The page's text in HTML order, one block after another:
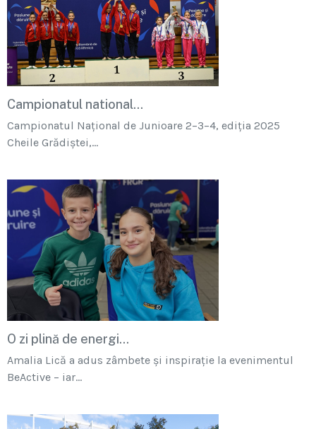
Campionatul national...
Campionatul Național de Junioare 2–3–4, ediția 2025
Cheile Grădiștei,...
O zi plină de energi...
Amalia Lică a adus zâmbete și inspirație la evenimentul
BeActive – iar...